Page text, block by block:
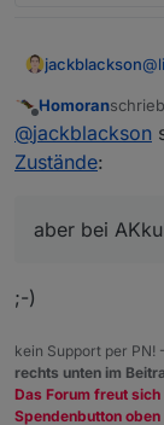
jackblackson@
Offline
Homoran
zuletzt
@jackblackson
Zustände:
aber bei
;-)
kein Support per PN!
rechts unten im
Das Forum freut
Spendenbutton